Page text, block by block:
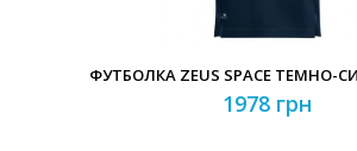
ФУТБОЛКА ZEUS SPACE ТЕМНО-
1978 грн